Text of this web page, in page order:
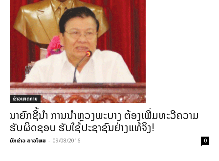
ຂ່າວເຫດການ
ນາຍົກຊີ້ນຳ ການນຳຫຼວງພະບາງ ຕ້ອງເພີ່ມທະວີຄວາມ
ຮັບຜິດຊອບ ຮັບໃຊ້ປະຊາຊົນຢ່າງແທ້ຈິງ!
ນັກຂ່າວ ລາວໂພສ - 09/08/2016 0